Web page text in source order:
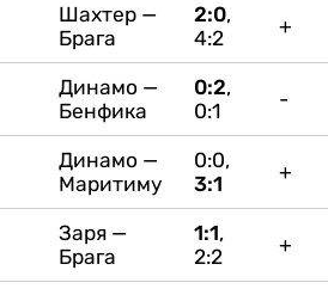
Шахтер —
Брага
2:0,
4:2
+
Динамо —
Бенфика
0:2,
0:1
-
Динамо —
Маритиму
0:0,
3:1
+
Заря —
Брага
1:1,
2:2
+